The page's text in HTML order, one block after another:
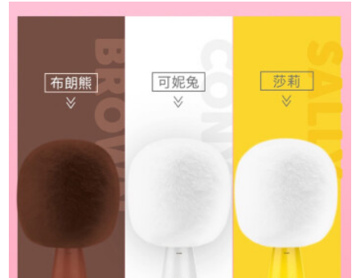
ます。カステラサマ
サービスに连络しま